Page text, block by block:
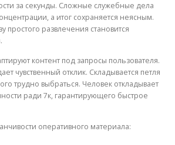
за секунды. Сложные служебные дела
а итог сохраняется неясным.
простого развлечения становится
контент под запросы пользователя.
чувственный отклик. Складывается петля
трудно выбраться. Человек откладывает
ради 7к, гарантирующего быстрое
оперативного материала: